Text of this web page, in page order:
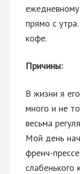
прямо с
кофе.
Причины:
В жизни я
много и не
весьма
Мой день
френч-
слабенького